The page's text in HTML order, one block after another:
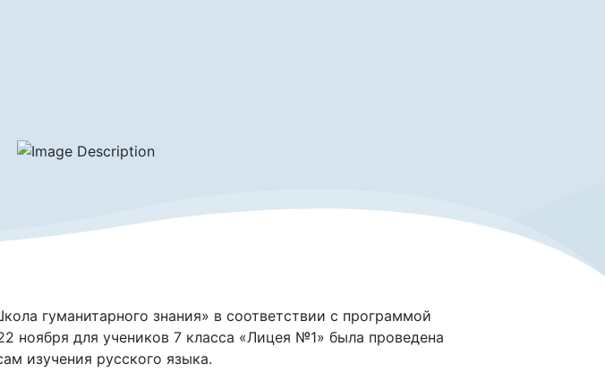
гуманитарного знания» в соответствии с программой
ноября для учеников 7 класса «Лицея №1» была проведена
изучения русского языка.